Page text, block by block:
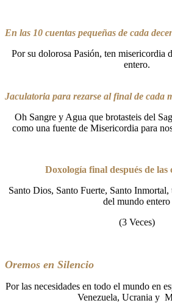
En las 10 cuentas pequeñas de cada
Por su dolorosa Pasión, ten misericordia
entero.
Jaculatoria para rezarse al final de cada
Oh Sangre y Agua que brotasteis del
como una fuente de Misericordia para
Doxología final después de las
Santo Dios, Santo Fuerte, Santo
del mundo entero
(3 Veces)
Oremos en Silencio
Por las necesidades en todo el mundo en
Venezuela, Ucrania y